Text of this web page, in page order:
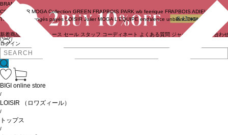
ログイン
BRAND
COUTURIER MOGA Collection GREEN FRAPBOIS PARK wb feerique FRAPBOIS ADIEU
TRISTESSE
congés payés LOISIR Julier MOGA L'EQUIPE endalence unbilanc BIGI online store
新着商品 ニュース セール スタッフ コーディネート よくある質問 ジャーナル お問い合わ
BIGI online store
/
LOISIR （ロワズィール）
/
トップス
/